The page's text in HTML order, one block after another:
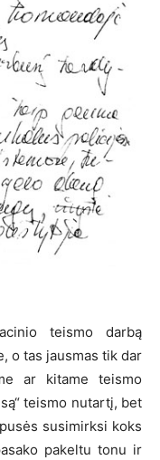
teismo darbą
o tas jausmas tik dar
ar kitame teismo
teismo nutartį, bet
susimirksi koks
pakeltu tonu ir